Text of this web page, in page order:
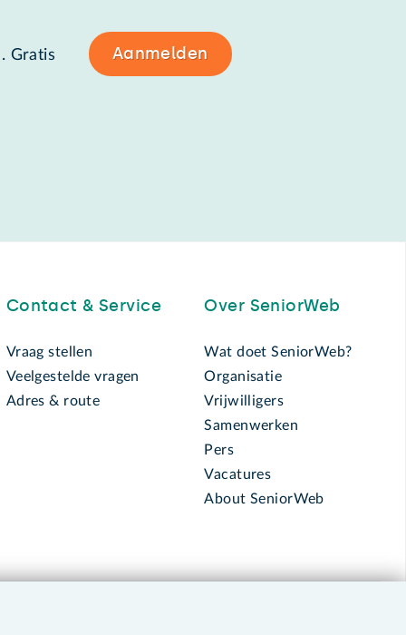
Gratis Aanmelden
Contact & Service
Vraag stellen
Veelgestelde vragen
Adres & route
Over SeniorWeb
Wat doet SeniorWeb?
Organisatie
Vrijwilligers
Samenwerken
Pers
Vacatures
About SeniorWeb